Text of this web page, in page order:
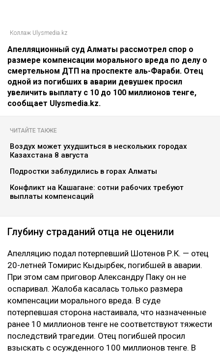
Коллаж Ulysmedia.kz
Апелляционный суд Алматы рассмотрел спор о
размере компенсации морального вреда по делу о
смертельном ДТП на проспекте аль-Фараби. Отец
одной из погибших в аварии девушек просил
увеличить выплату с 10 до 100 миллионов тенге,
сообщает Ulysmedia.kz.
ЧИТАЙТЕ ТАКЖЕ
Воздух может ухудшиться в нескольких городах
Казахстана 8 августа
Подростки заблудились в горах Алматы
Конфликт на Кашагане: сотни рабочих требуют
выплаты компенсаций
Глубину страданий отца не оценили
Апелляцию подал потерпевший Шотенов Р.К. — отец
20-летней Томирис Кыдырбек, погибшей в аварии.
При этом сам приговор Александру Паку он не
оспаривал. Жалоба касалась только размера
компенсации морального вреда. В суде
потерпевшая сторона настаивала, что назначенные
ранее 10 миллионов тенге не соответствуют тяжести
последствий трагедии. Отец погибшей просил
взыскать с осужденного 100 миллионов тенге. В